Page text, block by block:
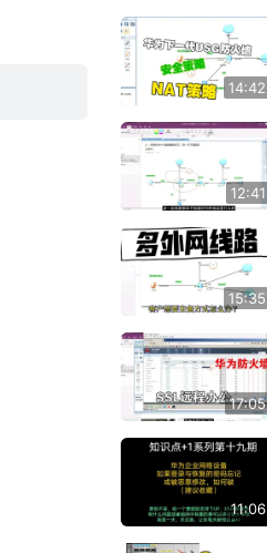
14:42
12:41
15:35
17:05
11:06